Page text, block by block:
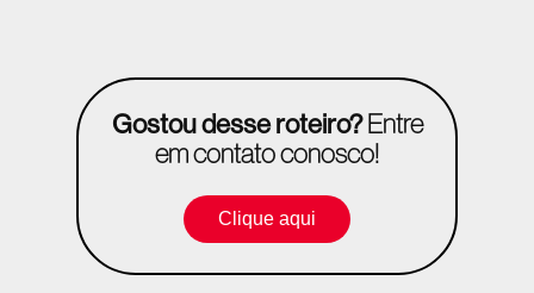
Gostou desse roteiro?Entre
em contato conosco!
Clique aqui